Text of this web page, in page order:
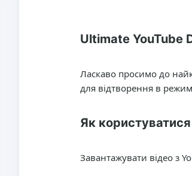
Ultimate YouTube
Ласкаво просимо до
для відтворення в
Як
Завантажувати відео з